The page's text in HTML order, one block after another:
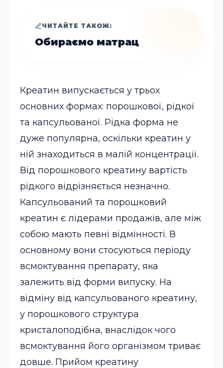
ЧИТАЙТЕ ТАКОЖ:
Обираємо матрац
Креатин випускається у трьох
основних формах: порошкової, рідкої
та капсульованої. Рідка форма не
дуже популярна, оскільки креатин у
ній знаходиться в малій концентрації.
Від порошкового креатину вартість
рідкого відрізняється незначно.
Капсульований та порошковий
креатин є лідерами продажів, але між
собою мають певні відмінності. В
основному вони стосуються періоду
всмоктування препарату, яка
залежить від форми випуску. На
відміну від капсульованого креатину,
у порошкового структура
кристалоподібна, внаслідок чого
всмоктування його організмом триває
довше. Прийом креатину